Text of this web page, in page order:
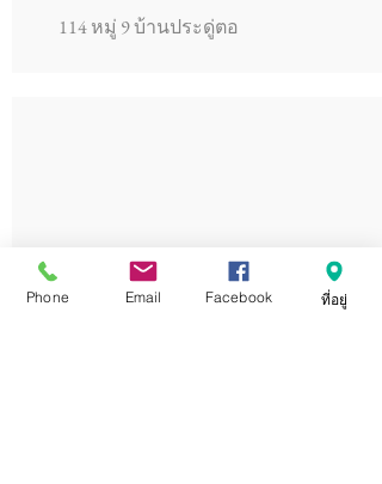
114 หมู่ 9 บ้านประดู่ตอ
Phone Email Facebook ที่อยู่